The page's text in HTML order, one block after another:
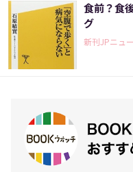
食前？食
グ
新刊JPニュ